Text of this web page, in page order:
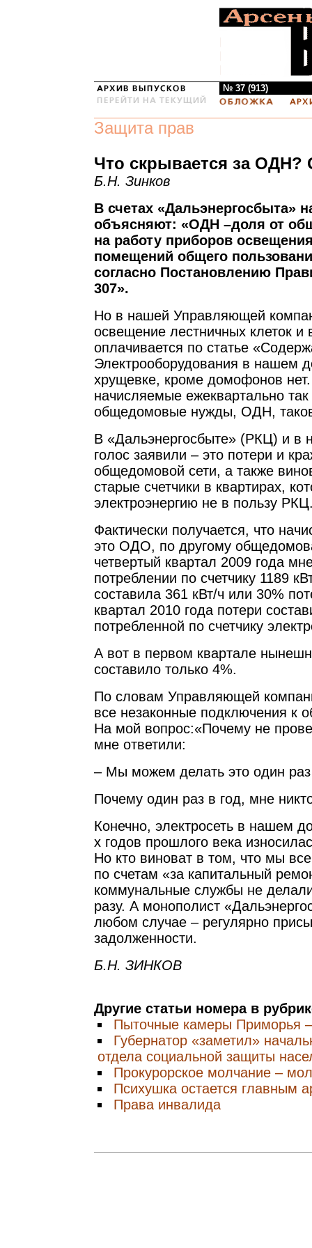
№ 37 (913)
Защита прав
Что скрывается за
Б.Н. Зинков
В счетах «Дальэнергосбыта»
объясняют: «ОДН –доля от
на работу приборов
помещений общего
согласно Постановлению
307».
Но в нашей Управляющей
освещение лестничных клеток и
оплачивается по статье
Электрооборудования в нашем
хрущевке, кроме домофонов
начисляемые ежеквартально
общедомовые нужды, ОДН,
В «Дальэнергосбыте» (РКЦ) и в
голос заявили – это потери и
общедомовой сети, а также
старые счетчики в квартирах,
электроэнергию не в пользу
Фактически получается, что
это ОДО, по другому
четвертый квартал 2009 года
потреблении по счетчику 1189
составила 361 кВт/ч или 30%
квартал 2010 года потери
потребленной по счетчику
А вот в первом квартале
составило только 4%.
По словам Управляющей
все незаконные подключения к
На мой вопрос:«Почему не
мне ответили:
– Мы можем делать это один раз
Почему один раз в год, мне
Конечно, электросеть в нашем
х годов прошлого века
Но кто виноват в том, что мы
по счетам «за капитальный
коммунальные службы не
разу. А монополист
любом случае – регулярно
задолженности.
Б.Н. ЗИНКОВ
Другие статьи номера в
Пыточные камеры Приморья
Губернатор «заметил»
отдела социальной защиты
Прокурорское молчание –
Психушка остается главным
Права инвалида